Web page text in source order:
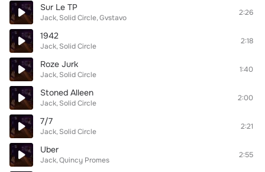
Sur Le TP
Jack Solid Circle Gvstavo
2:26
1942
Jack Solid Circle
2:18
Roze Jurk
Jack Solid Circle
1:40
Stoned Alleen
Jack Solid Circle
2:00
7/7
Jack Solid Circle
2:21
Uber
Jack Quincy Promes
2:55